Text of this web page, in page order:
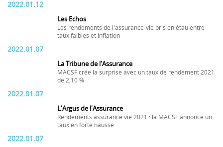
2022.01.12
Les Echos
Les rendements de l'assurance-vie pris en étau entre
taux faibles et inflation
2022.01.07
La Tribune de l'Assurance
MACSF crée la surprise avec un taux de rendement 2021
de 2,10 %
2022.01.07
L'Argus de l'Assurance
Rendements assurance vie 2021 : la MACSF annonce un
taux en forte hausse
2022.01.07